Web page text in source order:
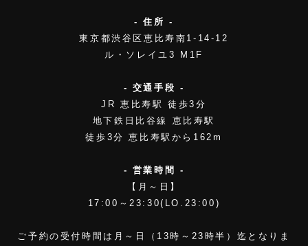
- 住所 -
東京都渋谷区恵比寿南1-14-12
ル・ソレイユ3 M1F
- 交通手段 -
JR 恵比寿駅 徒歩3分
地下鉄日比谷線 恵比寿駅
徒歩3分 恵比寿駅から162m
- 営業時間 -
【月～日】
17:00～23:30(LO.23:00)
ご予約の受付時間は月～日（13時～23時半）迄となりま